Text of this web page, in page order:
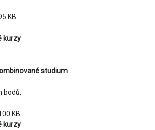
KB
kurzy
studium
bodů:
KB
kurzy